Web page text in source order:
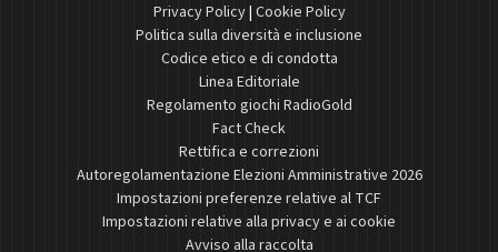
Privacy Policy| Cookie Policy
Politica sulla diversità e inclusione
Codice etico e di condotta
Linea Editoriale
Regolamento giochi RadioGold
Fact Check
Rettifica e correzioni
Autoregolamentazione Elezioni Amministrative 2026
Impostazioni preferenze relative al TCF
Impostazioni relative alla privacy e ai cookie
Avviso alla raccolta